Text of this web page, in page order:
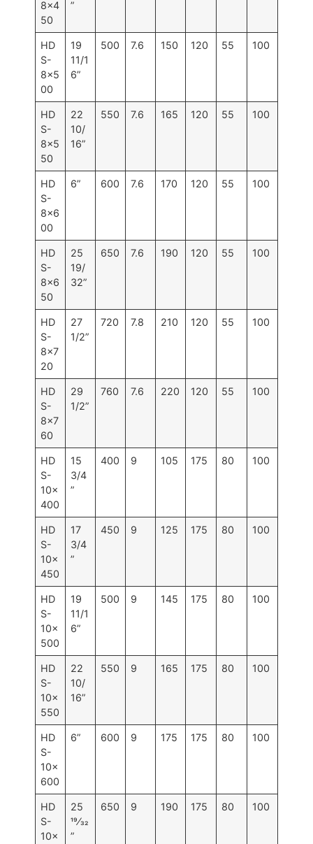
8×4
50
”
HD
S-
8×5
00
19
11/1
6”
500 7.6 150 120 55 100
HD
S-
8×5
50
22
10/
16”
550 7.6 165 120 55 100
HD
S-
8×6
00
6” 600 7.6 170 120 55 100
HD
S-
8×6
50
25
19/
32”
650 7.6 190 120 55 100
HD
S-
8×7
20
27
1/2”
720 7.8 210 120 55 100
HD
S-
8×7
60
29
1/2”
760 7.6 220 120 55 100
HD
S-
10×
400
15
3/4
”
400 9 105 175 80 100
HD
S-
10×
450
17
3/4
”
450 9 125 175 80 100
HD
S-
10×
500
19
11/1
6”
500 9 145 175 80 100
HD
S-
10×
550
22
10/
16”
550 9 165 175 80 100
HD
S-
10×
600
6” 600 9 175 175 80 100
HD
S-
10×
25
19⁄32
”
650 9 190 175 80 100